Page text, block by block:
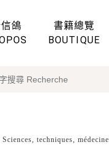
鴿 書籍總覽
BOUTIQUE
techniques, médecine